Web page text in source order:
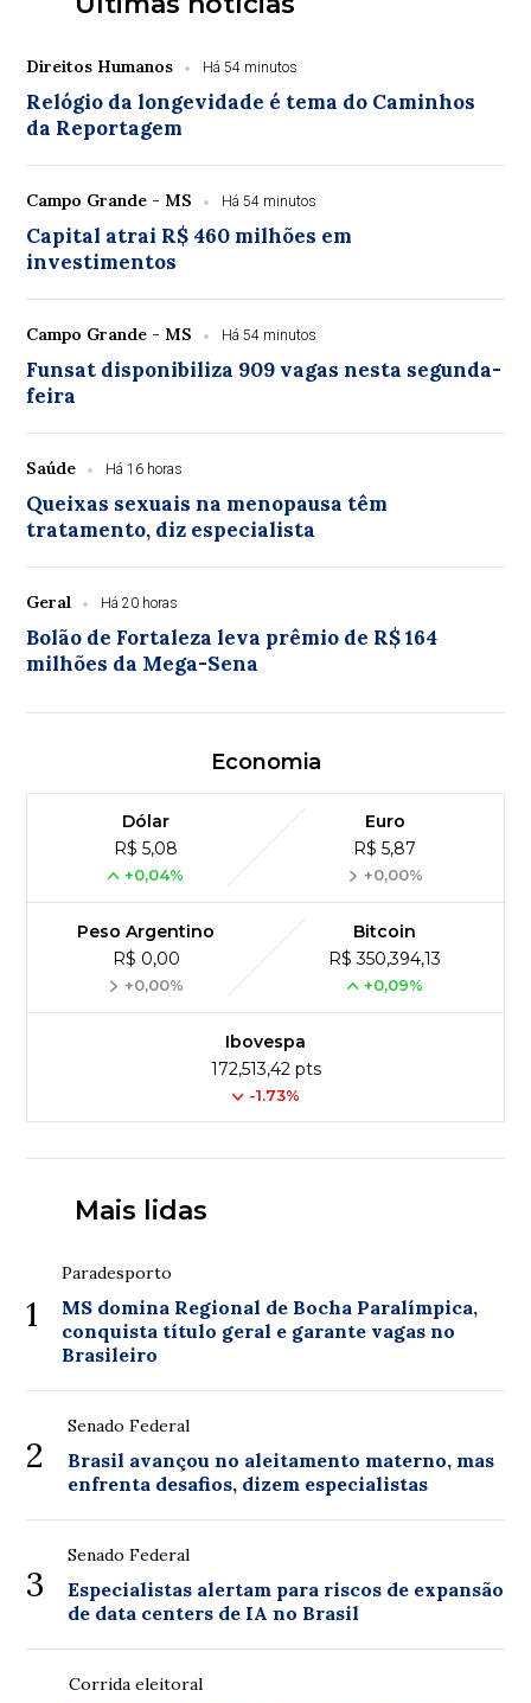
Direitos Humanos Há 54 minutos
Relógio da longevidade é tema do Caminhos
da Reportagem
Campo Grande - MS Há 54 minutos
Capital atrai R$ 460 milhões em
investimentos
Campo Grande - MS Há 54 minutos
Funsat disponibiliza 909 vagas nesta segunda-
feira
Saúde Há 16 horas
Queixas sexuais na menopausa têm
tratamento, diz especialista
Geral Há 20 horas
Bolão de Fortaleza leva prêmio de R$ 164
milhões da Mega-Sena
Economia
Dólar
R$ 5,08
+0,04%
Euro
R$ 5,87
+0,00%
Peso Argentino
R$ 0,00
+0,00%
Bitcoin
R$ 350,394,13
+0,09%
Ibovespa
172,513,42 pts
-1.73%
Mais lidas
1
Paradesporto
MS domina Regional de Bocha Paralímpica,
conquista título geral e garante vagas no
Brasileiro
2
Senado Federal
Brasil avançou no aleitamento materno, mas
enfrenta desafios, dizem especialistas
3
Senado Federal
Especialistas alertam para riscos de expansão
de data centers de IA no Brasil
Corrida eleitoral